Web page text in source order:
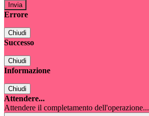
Errore
Chiudi
Successo
Chiudi
Informazione
Chiudi
Attendere...
Attendere il completamento dell'operazione...